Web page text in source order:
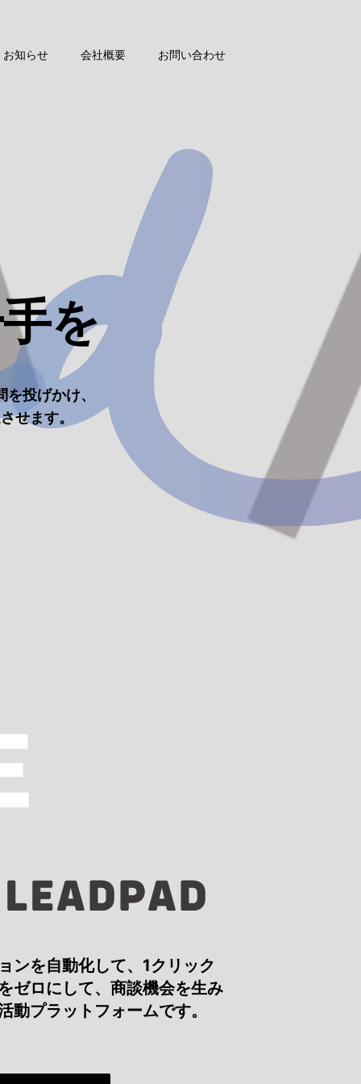
お知らせ 会社概要 お問い合わせ
を
投げかけ、
せます。
ンを自動化して、1クリック
ゼロにして、商談機会を生み
動プラットフォームです。